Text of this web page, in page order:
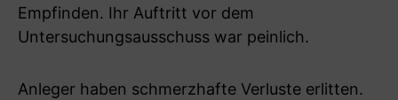
Empfinden. Ihr Auftritt vor dem
Untersuchungsausschuss war peinlich.
Anleger haben schmerzhafte Verluste erlitten.